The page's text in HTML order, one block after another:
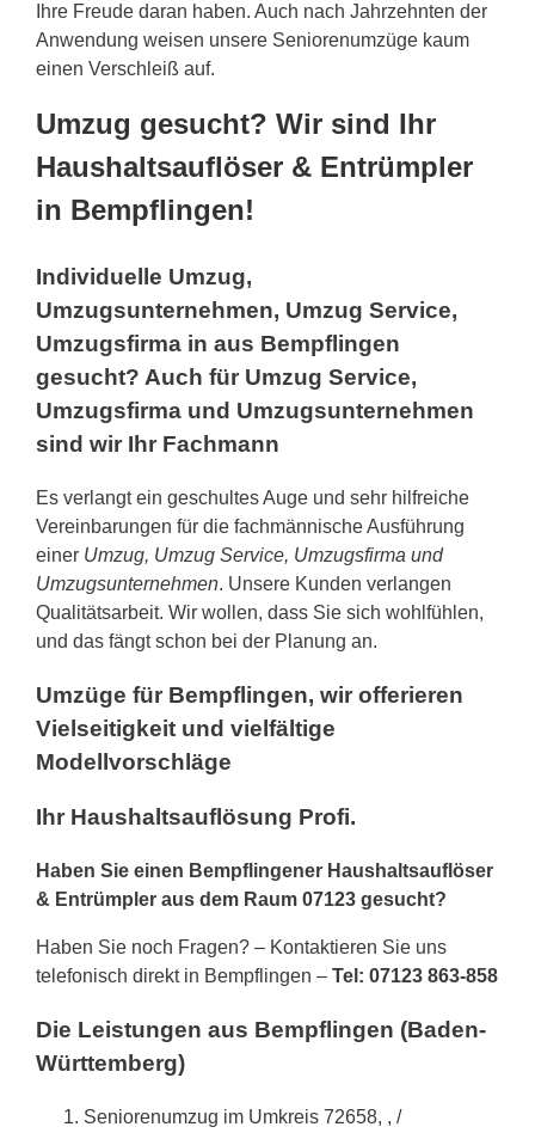
Ihre Freude daran haben. Auch nach Jahrzehnten der
Anwendung weisen unsere Seniorenumzüge kaum
einen Verschleiß auf.
Umzug gesucht? Wir sind Ihr
Haushaltsauflöser & Entrümpler
in Bempflingen!
Individuelle Umzug,
Umzugsunternehmen, Umzug Service,
Umzugsfirma in aus Bempflingen
gesucht? Auch für Umzug Service,
Umzugsfirma und Umzugsunternehmen
sind wir Ihr Fachmann
Es verlangt ein geschultes Auge und sehr hilfreiche
Vereinbarungen für die fachmännische Ausführung
einer Umzug, Umzug Service, Umzugsfirma und
Umzugsunternehmen. Unsere Kunden verlangen
Qualitätsarbeit. Wir wollen, dass Sie sich wohlfühlen,
und das fängt schon bei der Planung an.
Umzüge für Bempflingen, wir offerieren
Vielseitigkeit und vielfältige
Modellvorschläge
Ihr Haushaltsauflösung Profi.
Haben Sie einen Bempflingener Haushaltsauflöser
& Entrümpler aus dem Raum 07123 gesucht?
Haben Sie noch Fragen? – Kontaktieren Sie uns
telefonisch direkt in Bempflingen – Tel: 07123 863-858
Die Leistungen aus Bempflingen (Baden-
Württemberg)
Seniorenumzug im Umkreis 72658, , /